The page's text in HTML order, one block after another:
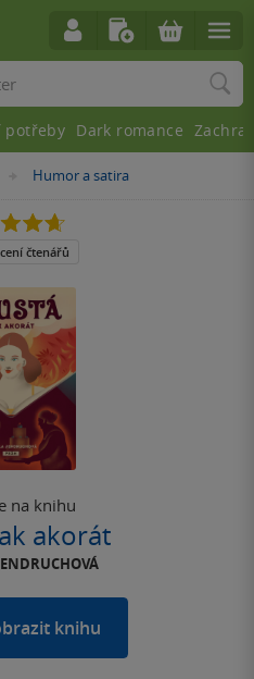
»Humor a satira
na knihu
akorát
knihu
4.7
z
5
čtenářů
potřeby Dark romance